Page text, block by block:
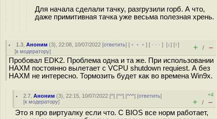
Для начала сделали тачку, разгрузили горб. А что,
даже примитивная тачка уже весьма полезная хрень.
1.3 ,Аноним (3), 22:08, 10/07/2022 [ответить] [ ﹢﹢﹢] [ · · ·][↓] [↑]
[к модератору] + / –
Пробовал EDK2. Проблема одна и та же. При использовании
HAXM постоянно вылетает с VCPU shutdown requiest. А без
HAXM не интересно. Тормозить будет как во времена Win9x.
2.7 ,Аноним (3), 22:15, 10/07/2022 [^] [^^] [^^^] [ответить]
[к модератору]
+4
+ / –
Это я про виртуалку если что. С BIOS все норм работает,